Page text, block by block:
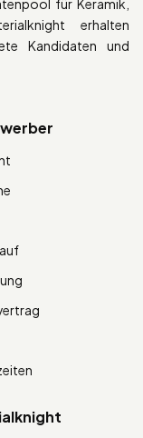
für Keramik,
erhalten
Kandidaten und